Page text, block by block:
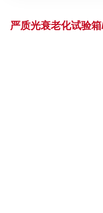
严质光衰老化试验